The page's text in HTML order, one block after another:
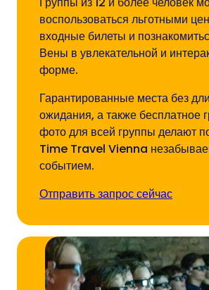
воспользоваться льготными
входные билеты и
Вены в увлекательной и
форме.
Гарантированные места без
ожидания, а также бесплатное
фото для всей группы делают
Time Travel Vienna
событием.
Отправить запрос сейчас